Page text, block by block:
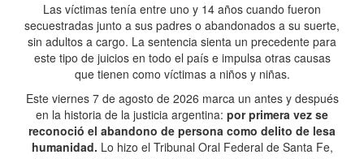
Las víctimas tenía entre uno y 14 años cuando fueron
secuestradas junto a sus padres o abandonados a su suerte,
sin adultos a cargo. La sentencia sienta un precedente para
este tipo de juicios en todo el país e impulsa otras causas
que tienen como víctimas a niños y niñas.
Este viernes 7 de agosto de 2026 marca un antes y después
en la historia de la justicia argentina: por primera vez se
reconoció el abandono de persona como delito de lesa
humanidad. Lo hizo el Tribunal Oral Federal de Santa Fe,